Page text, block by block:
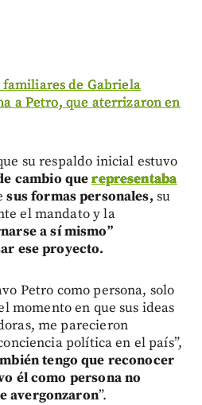
familiares de Gabriela
a Petro, que aterrizaron en
su respaldo inicial estuvo
cambio querepresentaba
sus formas personales, su
el mandato y la
a sí mismo”
ese proyecto.
Petro como persona, solo
momento en que sus ideas
me parecieron
política en el país”,
tengo que reconocer
él como persona no
avergonzaron”.